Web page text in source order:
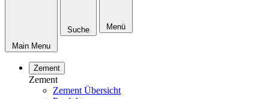
Main Menu
Suche Menü
Zement
Zement
Zement Übersicht